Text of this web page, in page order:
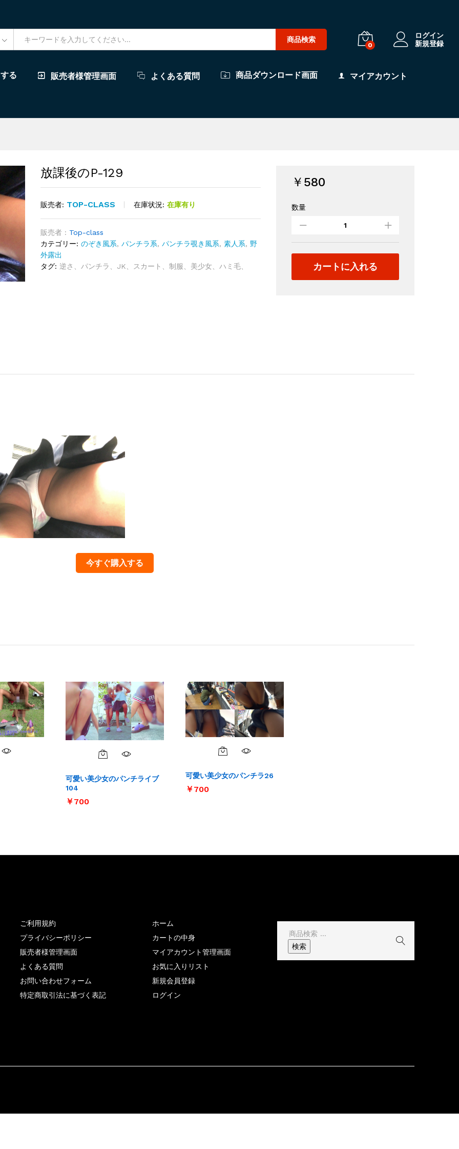
商品検索
0
ログイン
新規登録
る 販売者様管理画面 よくある質問 商品ダウンロード画面 マイアカウント
放課後のP-129
販売者: TOP-CLASS 在庫状況: 在庫有り
販売者 : Top-class
カテゴリー: のぞき風系, パンチラ系, パンチラ覗き風系, 素人系, 野
外露出
タグ: 逆さ、パンチラ、JK、スカート、制服、美少女、ハミ毛、
￥ 580
放
の
P-
数量
カートに入れる
今すぐ購入する
可愛い美少女のパンチライブ
104
￥700
￥700
可愛い美少女のパンチラ26
￥700
￥700
ご利用規約
プライバシーポリシー
販売者様管理画面
よくある質問
お問い合わせフォーム
特定商取引法に基づく表記
ホーム
カートの中身
マイアカウント管理画面
お気に入りリスト
新規会員登録
ログイン
検
索
結
検索